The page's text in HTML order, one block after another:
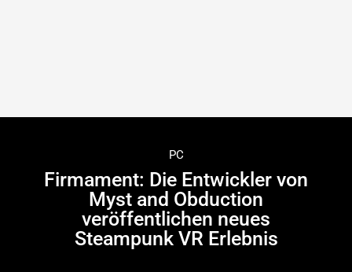
PC
Firmament: Die Entwickler von
Myst and Obduction
veröffentlichen neues
Steampunk VR Erlebnis